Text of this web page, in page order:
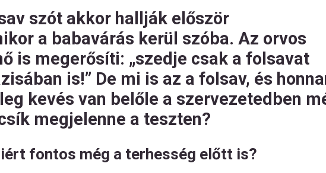
szót akkor hallják először
a babavárás kerül szóba. Az orvos
is megerősíti: „szedje csak a folsavat
is!” De mi is az a folsav, és
kevés van belőle a szervezetedben
megjelenne a teszten?
fontos még a terhesség előtt is?